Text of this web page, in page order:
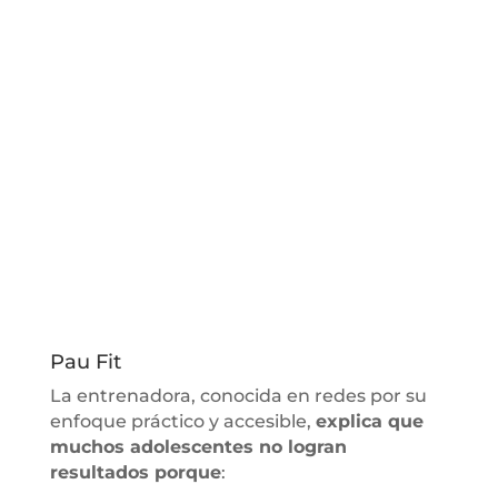
Pau Fit
La entrenadora, conocida en redes por su
enfoque práctico y accesible, explica que
muchos adolescentes no logran
resultados porque: